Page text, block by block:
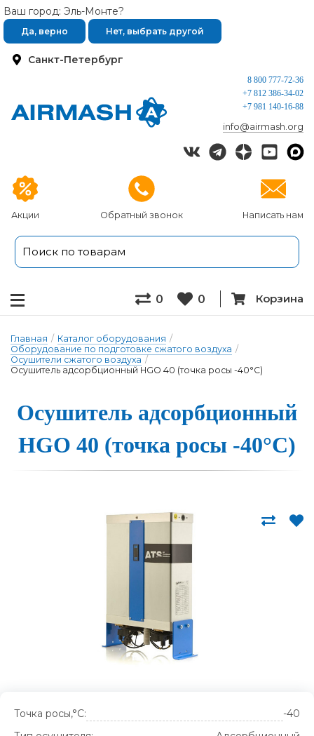
Санкт-Петербург
Ваш город: Эль-Монте?
Да, верно Нет, выбрать другой
Акции Обратный звонок Написать нам
8 800 777-72-36
+7 812 386-34-02
+7 981 140-16-88
info@airmash.org
0 0 Корзина
Главная / Каталог оборудования /
Оборудование по подготовке сжатого воздуха /
Осушители сжатого воздуха /
Осушитель адсорбционный HGO 40 (точка росы -40°С)
Осуши­тель ад­сор­бци­он­ный
HGO 40 (точ­ка ро­сы -40°С)
Точка росы,°С:
-40